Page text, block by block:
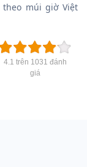
múi giờ Việt
4.1 trên 1031 đánh
giá